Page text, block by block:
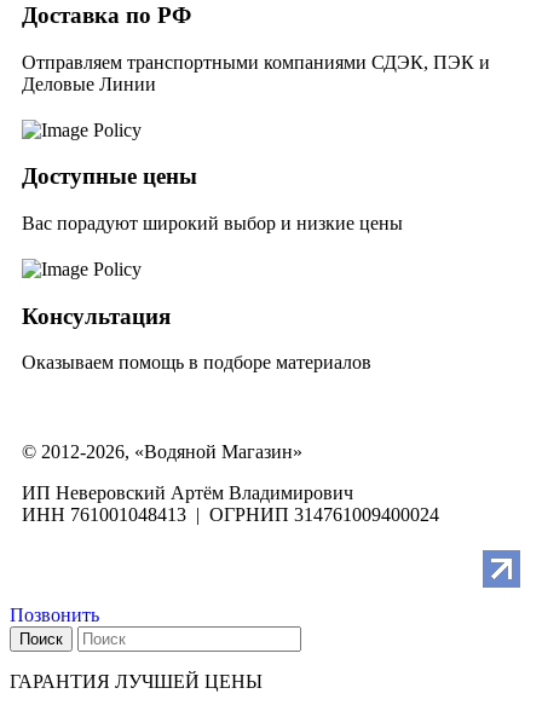
Доставка по РФ
Отправляем транспортными компаниями СДЭК, ПЭК и
Деловые Линии
Доступные цены
Вас порадуют широкий выбор и низкие цены
Консультация
Оказываем помощь в подборе материалов
© 2012-2026, «Водяной Магазин»
ИП Неверовский Артём Владимирович
ИНН 761001048413 | ОГРНИП 314761009400024
Позвонить
Поиск
ГАРАНТИЯ ЛУЧШЕЙ ЦЕНЫ